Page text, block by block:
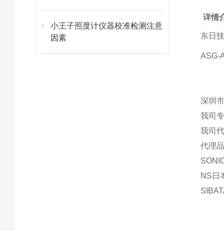
小王子照度计仪器校准检测注意
因素
详情
东日
ASG-
深圳
我司
我司
代理
NS日